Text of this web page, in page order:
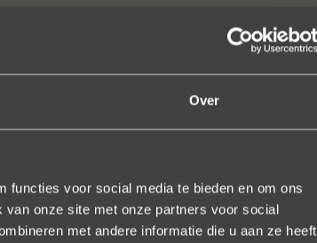
Over
functies voor social media te bieden en om ons
onze site met onze partners voor social
met andere informatie die u aan ze heeft
dan AANRADER op elk vlak!